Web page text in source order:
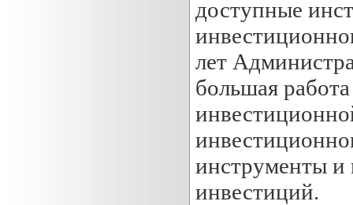
доступные
лет
большая
инструменты и
инвестиций.